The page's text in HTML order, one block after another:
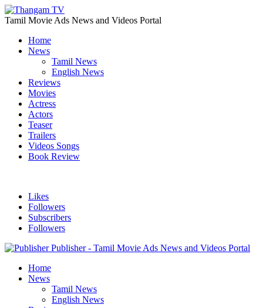
Tamil Movie Ads News and Videos Portal
Home
News
Tamil News
English News
Reviews
Movies
Actress
Actors
Teaser
Trailers
Videos Songs
Book Review
Likes
Followers
Subscribers
Followers
Publisher - Tamil Movie Ads News and Videos Portal
Home
News
Tamil News
English News